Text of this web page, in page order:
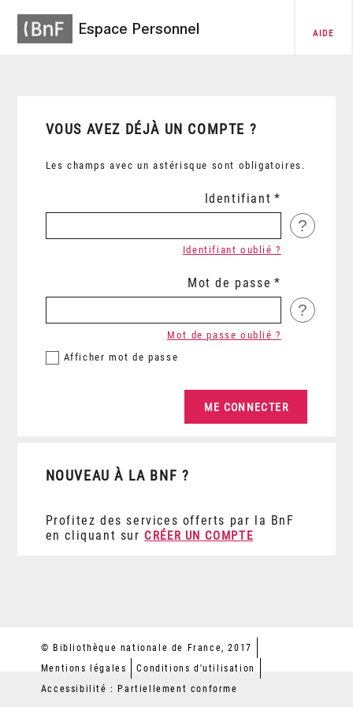
Espace Personnel AIDE
VOUS AVEZ DÉJÀ UN COMPTE ?
Les champs avec un astérisque sont obligatoires.
Identifiant
?
Identifiant oublié ?
Mot de passe
?
Afficher mot de passe
Mot de passe oublié ?
NOUVEAU À LA BNF ?
Profitez des services offerts par la BnF
en cliquant sur CRÉER UN COMPTE
© Bibliothèque nationale de France, 2017
Mentions légales
Conditions d'utilisation
Accessibilité : Partiellement conforme